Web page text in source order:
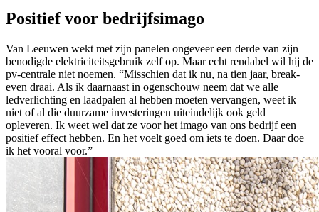
Positief voor bedrijfsimago
Van Leeuwen wekt met zijn panelen ongeveer een derde van zijn
benodigde elektriciteitsgebruik zelf op. Maar echt rendabel wil hij de
pv-centrale niet noemen. “Misschien dat ik nu, na tien jaar, break-
even draai. Als ik daarnaast in ogenschouw neem dat we alle
ledverlichting en laadpalen al hebben moeten vervangen, weet ik
niet of al die duurzame investeringen uiteindelijk ook geld
opleveren. Ik weet wel dat ze voor het imago van ons bedrijf een
positief effect hebben. En het voelt goed om iets te doen. Daar doe
ik het vooral voor.”